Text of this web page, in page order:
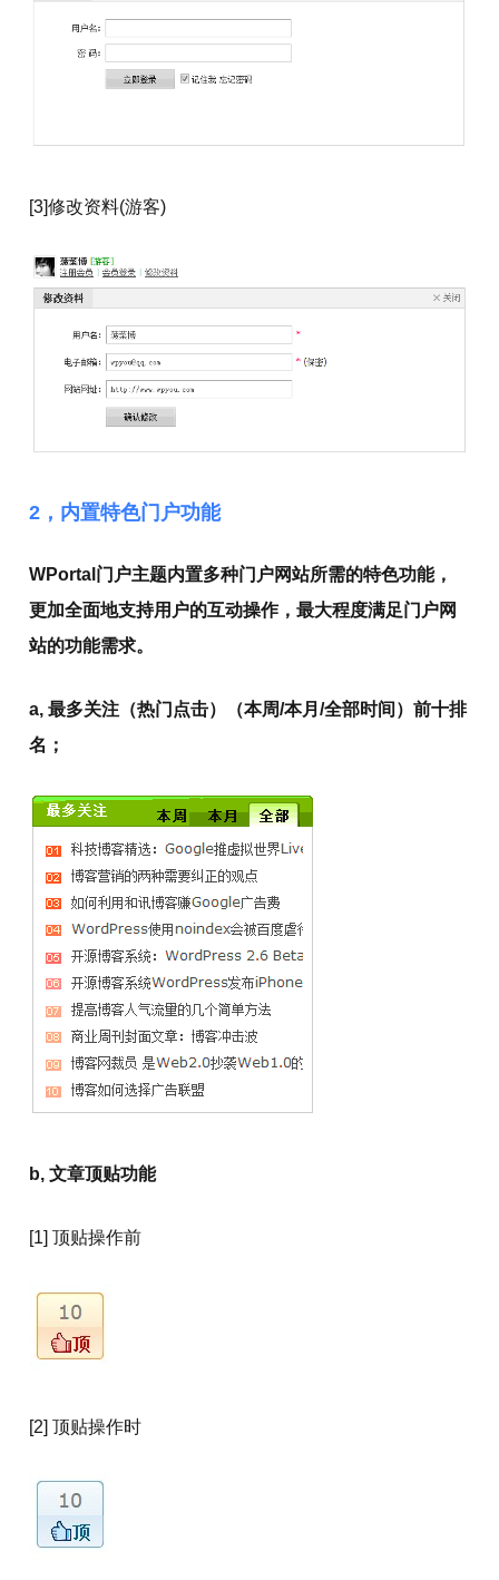
[3]修改资料(游客)
2，内置特色门户功能
WPortal门户主题内置多种门户网站所需的特色功能，
更加全面地支持用户的互动操作，最大程度满足门户网
站的功能需求。
a, 最多关注（热门点击）（本周/本月/全部时间）前十排
名；
b, 文章顶贴功能
[1] 顶贴操作前
[2] 顶贴操作时